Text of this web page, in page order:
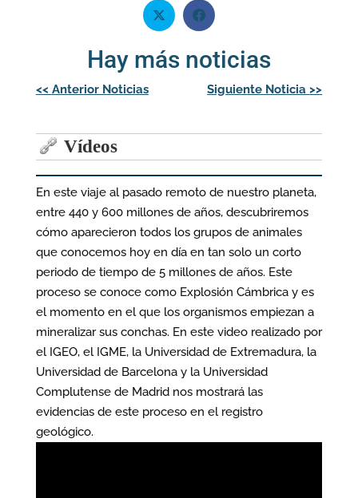
Hay más noticias
Navegación
de
<< Anterior Noticias Siguiente Noticia >>
Vídeos
En este viaje al pasado remoto de nuestro planeta,
entre 440 y 600 millones de años, descubriremos
cómo aparecieron todos los grupos de animales
que conocemos hoy en día en tan solo un corto
periodo de tiempo de 5 millones de años. Este
proceso se conoce como Explosión Cámbrica y es
el momento en el que los organismos empiezan a
mineralizar sus conchas. En este video realizado por
el IGEO, el IGME, la Universidad de Extremadura, la
Universidad de Barcelona y la Universidad
Complutense de Madrid nos mostrará las
evidencias de este proceso en el registro
geológico.